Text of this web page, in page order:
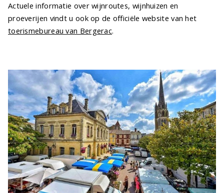
Actuele informatie over wijnroutes, wijnhuizen en
proeverijen vindt u ook op de officiële website van het
toerismebureau van Bergerac.